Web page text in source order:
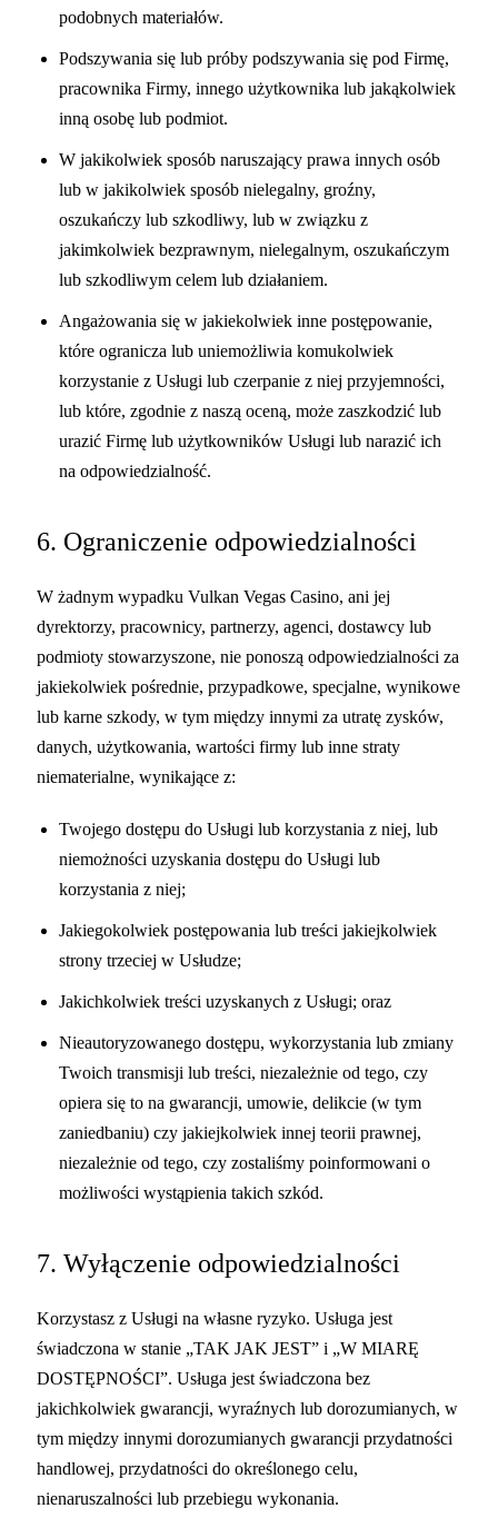
podobnych materiałów.
Podszywania się lub próby podszywania się pod Firmę,
pracownika Firmy, innego użytkownika lub jakąkolwiek
inną osobę lub podmiot.
W jakikolwiek sposób naruszający prawa innych osób
lub w jakikolwiek sposób nielegalny, groźny,
oszukańczy lub szkodliwy, lub w związku z
jakimkolwiek bezprawnym, nielegalnym, oszukańczym
lub szkodliwym celem lub działaniem.
Angażowania się w jakiekolwiek inne postępowanie,
które ogranicza lub uniemożliwia komukolwiek
korzystanie z Usługi lub czerpanie z niej przyjemności,
lub które, zgodnie z naszą oceną, może zaszkodzić lub
urazić Firmę lub użytkowników Usługi lub narazić ich
na odpowiedzialność.
6. Ograniczenie odpowiedzialności
W żadnym wypadku Vulkan Vegas Casino, ani jej
dyrektorzy, pracownicy, partnerzy, agenci, dostawcy lub
podmioty stowarzyszone, nie ponoszą odpowiedzialności za
jakiekolwiek pośrednie, przypadkowe, specjalne, wynikowe
lub karne szkody, w tym między innymi za utratę zysków,
danych, użytkowania, wartości firmy lub inne straty
niematerialne, wynikające z:
Twojego dostępu do Usługi lub korzystania z niej, lub
niemożności uzyskania dostępu do Usługi lub
korzystania z niej;
Jakiegokolwiek postępowania lub treści jakiejkolwiek
strony trzeciej w Usłudze;
Jakichkolwiek treści uzyskanych z Usługi; oraz
Nieautoryzowanego dostępu, wykorzystania lub zmiany
Twoich transmisji lub treści, niezależnie od tego, czy
opiera się to na gwarancji, umowie, delikcie (w tym
zaniedbaniu) czy jakiejkolwiek innej teorii prawnej,
niezależnie od tego, czy zostaliśmy poinformowani o
możliwości wystąpienia takich szkód.
7. Wyłączenie odpowiedzialności
Korzystasz z Usługi na własne ryzyko. Usługa jest
świadczona w stanie „TAK JAK JEST” i „W MIARĘ
DOSTĘPNOŚCI”. Usługa jest świadczona bez
jakichkolwiek gwarancji, wyraźnych lub dorozumianych, w
tym między innymi dorozumianych gwarancji przydatności
handlowej, przydatności do określonego celu,
nienaruszalności lub przebiegu wykonania.